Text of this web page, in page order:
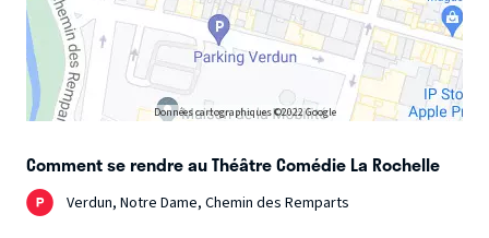
Données cartographiques ©2022 Google
Comment se rendre au Théâtre Comédie La Rochelle
Verdun, Notre Dame, Chemin des Remparts